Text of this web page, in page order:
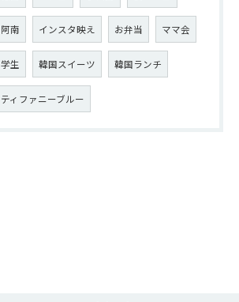
阿南 インスタ映え お弁当 ママ会
学生 韓国スイーツ 韓国ランチ
ティファニーブルー